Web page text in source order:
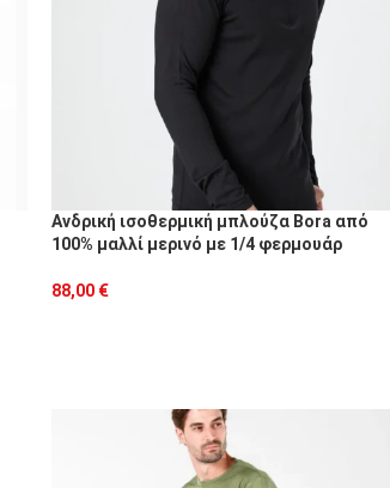
Ανδρική ισοθερμική μπλούζα Bora από
100% μαλλί μερινό με 1/4 φερμουάρ
88,00 €